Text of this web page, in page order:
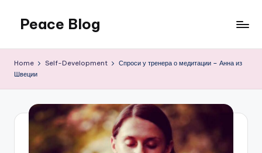
content
Peace Blog
Peace
Home Self-Development
Спроси у тренера о медитации – Анна из
Швеции